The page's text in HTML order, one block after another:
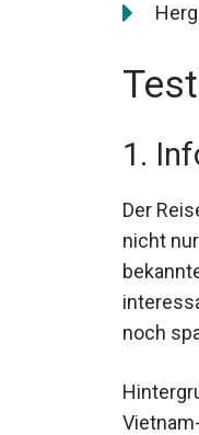
1.
Der
nicht
noch